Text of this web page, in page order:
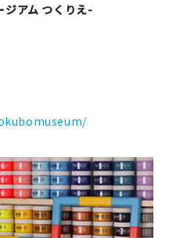
ジアム つくりえ-